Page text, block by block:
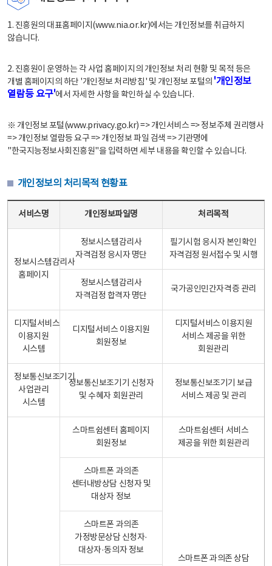
1. 진흥원의 대표홈페이지(www.nia.or.kr)에서는 개인정보를 취급하지
않습니다.
2. 진흥원이 운영하는 각 사업 홈페이지의 개인정보 처리 현황 및 목적 등은
개별 홈페이지의 하단 '개인정보 처리방침' 및 개인정보 포털의 '개인정보
열람등 요구'에서 자세한 사항을 확인하실 수 있습니다.
※ 개인정보 포털(www.privacy.go.kr) => 개인서비스 => 정보주체 권리행사
=> 개인정보 열람등 요구 => 개인정보 파일 검색 => 기관명에
"한국지능정보사회진흥원"을 입력하면 세부 내용을 확인할 수 있습니다.
개인정보의 처리목적 현황표
서비스명 개인정보파일명 처리목적
정보시스템감리사
홈페이지
정보시스템감리사
자격검정 응시자 명단
필기시험 응시자 본인확인
자격검정 원서접수 및 시행
정보시스템감리사
자격검정 합격자 명단
국가공인민간자격증 관리
디지털서비스
이용지원
시스템
디지털서비스 이용지원
회원정보
디지털서비스 이용지원
서비스 제공을 위한
회원관리
정보통신보조기기
사업관리
시스템
정보통신보조기기 신청자
및 수혜자 회원관리
정보통신보조기기 보급
서비스 제공 및 관리
스마트쉼센터 홈페이지
회원정보
스마트쉼센터 서비스
제공을 위한 회원관리
스마트폰 과의존
센터내방상담 신청자 및
대상자 정보
스마트폰 과의존 상담
스마트폰 과의존
가정방문상담 신청자·
대상자·동의자 정보